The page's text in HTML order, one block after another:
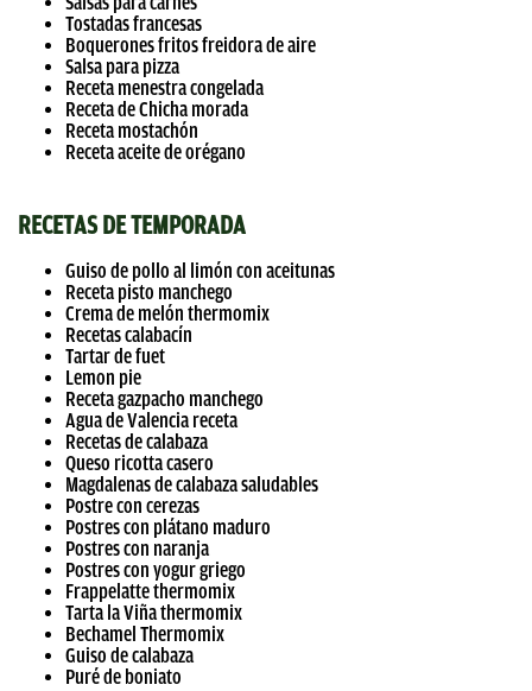
Tostadas francesas
Boquerones fritos freidora de aire
Salsa para pizza
Receta menestra congelada
Receta de Chicha morada
Receta mostachón
Receta aceite de orégano
RECETAS DE TEMPORADA
Guiso de pollo al limón con aceitunas
Receta pisto manchego
Crema de melón thermomix
Recetas calabacín
Tartar de fuet
Lemon pie
Receta gazpacho manchego
Agua de Valencia receta
Recetas de calabaza
Queso ricotta casero
Magdalenas de calabaza saludables
Postre con cerezas
Postres con plátano maduro
Postres con naranja
Postres con yogur griego
Frappelatte thermomix
Tarta la Viña thermomix
Bechamel Thermomix
Guiso de calabaza
Puré de boniato